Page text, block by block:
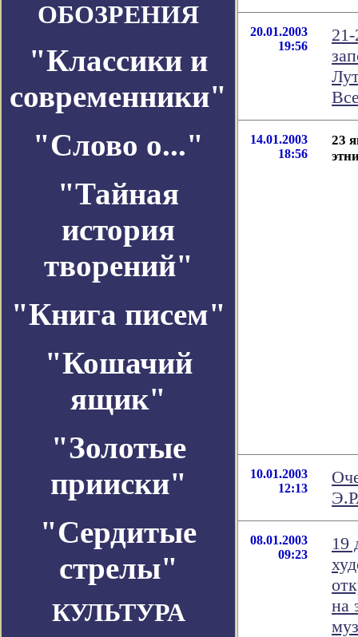
ОБОЗРЕНИЯ
"Классики и
современники"
"Слово о..."
"Тайная
история
творений"
"Книга писем"
"Кошачий
ящик"
"Золотые
прииски"
"Сердитые
стрелы"
КУЛЬТУРА
20.01.2003
19:56
14.01.2003
18:56
23
10.01.2003
12:13
08.01.2003
09:23
19
на